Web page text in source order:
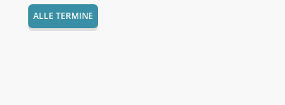
ALLE TERMINE